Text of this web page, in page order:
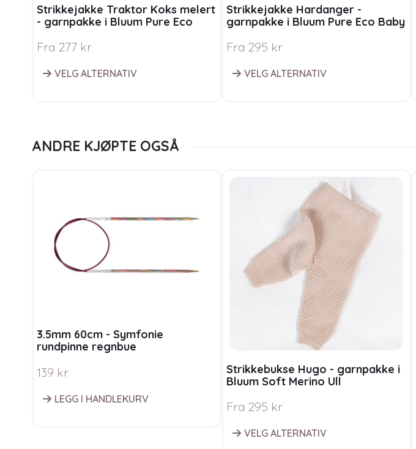
Strikkejakke Traktor Koks melert
- garnpakke i Bluum Pure Eco
Fra 277 kr
VELG ALTERNATIV
Strikkejakke Hardanger -
garnpakke i Bluum Pure Eco Baby
Fra 295 kr
VELG ALTERNATIV
ANDRE KJØPTE OGSÅ
3.5mm 60cm - Symfonie
rundpinne regnbue
139 kr
LEGG I HANDLEKURV
Strikkebukse Hugo - garnpakke i
Bluum Soft Merino Ull
Fra 295 kr
VELG ALTERNATIV